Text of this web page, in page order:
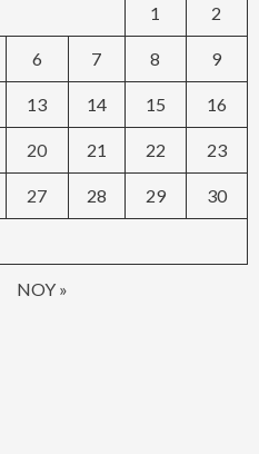
NOY »
1 2
6 7 8 9
13 14 15 16
20 21 22 23
27 28 29 30